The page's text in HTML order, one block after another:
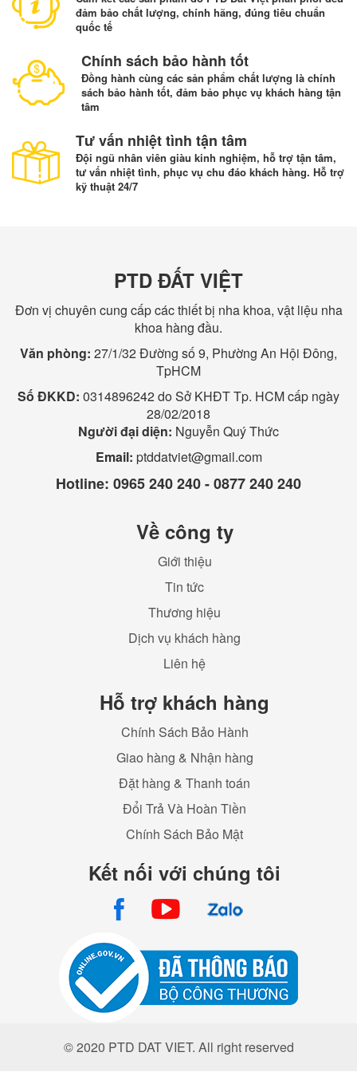
đảm bảo chất lượng, chính hãng, đúng tiêu chuẩn
quốc tế
Chính sách bảo hành tốt
Đồng hành cùng các sản phẩm chất lượng là chính
sách bảo hành tốt, đảm bảo phục vụ khách hàng tận
tâm
Tư vấn nhiệt tình tận tâm
Đội ngũ nhân viên giàu kinh nghiệm, hỗ trợ tận tâm,
tư vấn nhiệt tình, phục vụ chu đáo khách hàng. Hỗ trợ
kỹ thuật 24/7
PTD ĐẤT VIỆT
Đơn vị chuyên cung cấp các thiết bị nha khoa, vật liệu nha
khoa hàng đầu.
Văn phòng: 27/1/32 Đường số 9, Phường An Hội Đông,
TpHCM
Số ĐKKD: 0314896242 do Sở KHĐT Tp. HCM cấp ngày
28/02/2018
Người đại diện: Nguyễn Quý Thức
Email: ptddatviet@gmail.com
Hotline: 0965 240 240 - 0877 240 240
Về công ty
Giới thiệu
Tin tức
Thương hiệu
Dịch vụ khách hàng
Liên hệ
Hỗ trợ khách hàng
Chính Sách Bảo Hành
Giao hàng & Nhận hàng
Đặt hàng & Thanh toán
Đổi Trả Và Hoàn Tiền
Chính Sách Bảo Mật
Kết nối với chúng tôi
© 2020 PTD DAT VIET. All right reserved